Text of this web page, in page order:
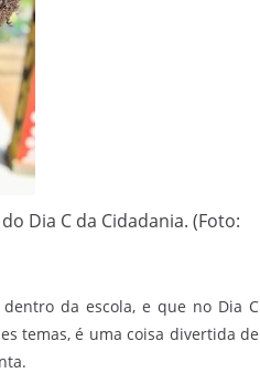
Dia C da Cidadania. (Foto:
da escola, e que no Dia C
temas, é uma coisa divertida de